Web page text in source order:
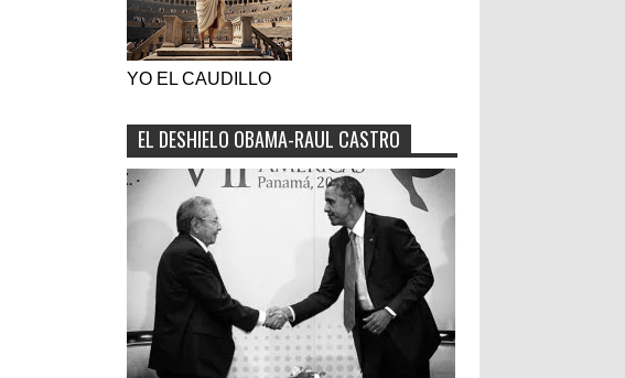
YO EL CAUDILLO
EL DESHIELO OBAMA-RAUL CASTRO